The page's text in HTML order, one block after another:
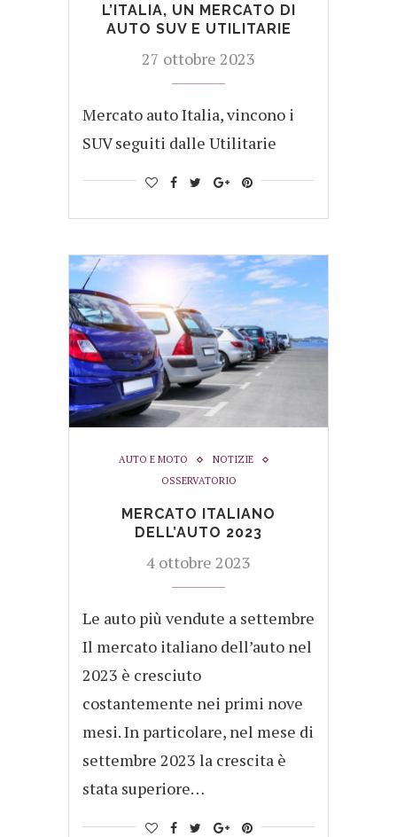
L’ITALIA, UN MERCATO DI
AUTO SUV E UTILITARIE
27 ottobre 2023
Mercato auto Italia, vincono i
SUV seguiti dalle Utilitarie
AUTO E MOTO
NOTIZIE
OSSERVATORIO
MERCATO ITALIANO
DELL’AUTO 2023
4 ottobre 2023
Le auto più vendute a settembre
Il mercato italiano dell’auto nel
2023 è cresciuto
costantemente nei primi nove
mesi. In particolare, nel mese di
settembre 2023 la crescita è
stata superiore…